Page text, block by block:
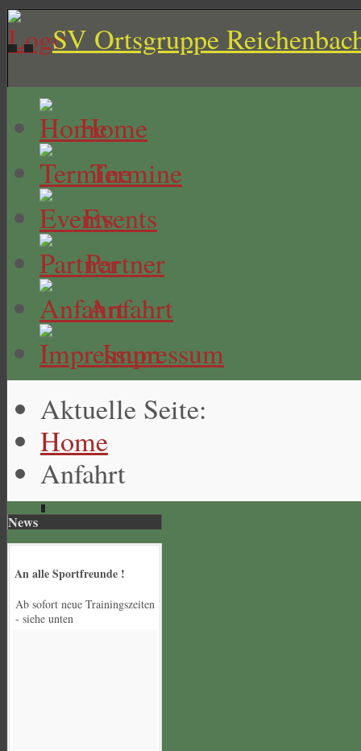
SV Ortsgruppe
Home
Termine
Events
Partner
Anfahrt
Impressum
Aktuelle Seite:
Home
Anfahrt
News
An alle Sportfreunde !
Ab sofort neue Trainingszeiten
- siehe unten